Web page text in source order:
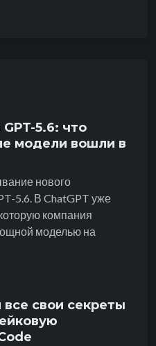
5.6: что
модели вошли в
нового
5.6. В ChatGPT уже
компания
моделью на
все свои секреты